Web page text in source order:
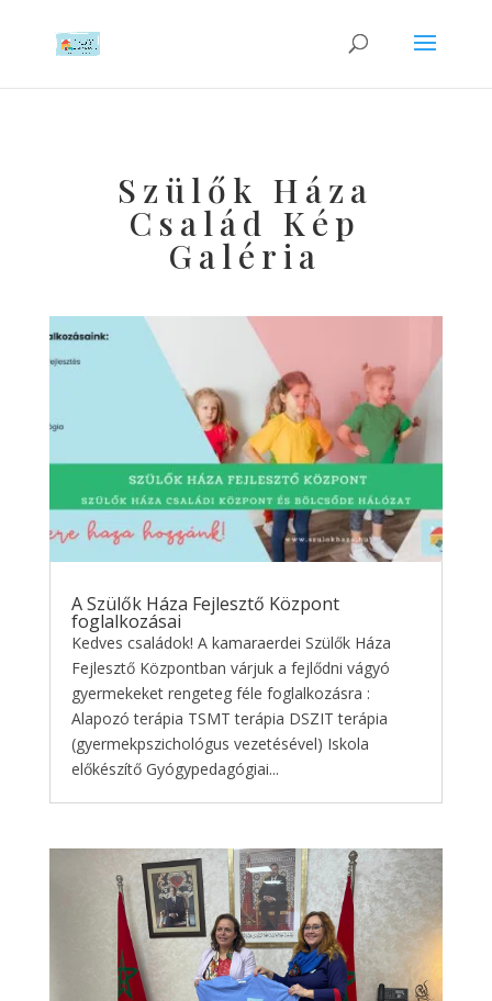
Szülők Háza
Család Kép
Galéria
A Szülők Háza Fejlesztő Központ
foglalkozásai
Kedves családok! A kamaraerdei Szülők Háza
Fejlesztő Központban várjuk a fejlődni vágyó
gyermekeket rengeteg féle foglalkozásra :
Alapozó terápia TSMT terápia DSZIT terápia
(gyermekpszichológus vezetésével) Iskola
előkészítő Gyógypedagógiai...